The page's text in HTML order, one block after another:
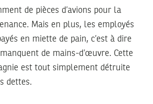
de pièces d’avions pour la
Mais en plus, les employés
en miette de pain, c’est à dire
manquent de mains-d’œuvre. Cette
est tout simplement détruite
dettes.